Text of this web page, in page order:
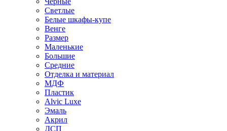
Светлые
Белые шкафы-купе
Венге
Размер
Маленькие
Большие
Средние
Отделка и материал
МДФ
Пластик
Alvic Luxe
Эмаль
Акрил
ДСП